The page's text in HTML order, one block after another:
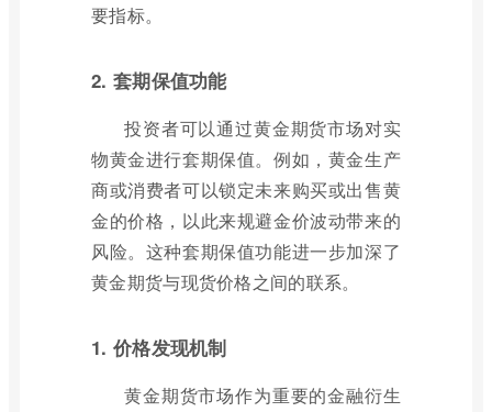
要指标。
2. 套期保值功能
投资者可以通过黄金期货市场对实
物黄金进行套期保值。例如，黄金生产
商或消费者可以锁定未来购买或出售黄
金的价格，以此来规避金价波动带来的
风险。这种套期保值功能进一步加深了
黄金期货与现货价格之间的联系。
1. 价格发现机制
黄金期货市场作为重要的金融衍生